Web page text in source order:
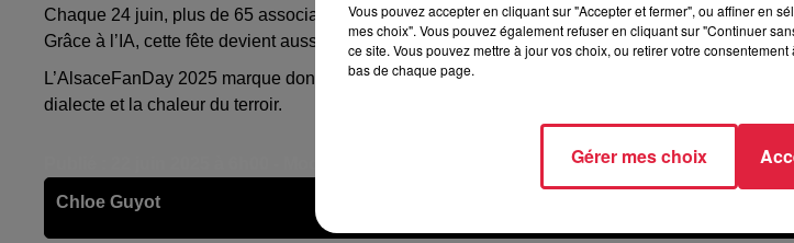
Chaque 24 juin, plus de 65 associations, restos, institutions et particuliers fêtent ensemble leur
Grâce à l’IA, cette fête devient aussi digitale, disponible24h/24, tous fuseaux confondus.
L’AlsaceFanDay 2025 marque donc le début d’une nouvelle ère : celle où notre culture cause
dialecte et la chaleur du terroir.
Chloe Guyot
Vous pouvez accepter en cliquant sur "Accepter et fermer", ou affiner en
mes choix". Vous pouvez également refuser en cliquant sur "Continuer
ce site. Vous pouvez mettre à jour vos choix, ou retirer votre
bas de chaque page.
Gérer mes choix